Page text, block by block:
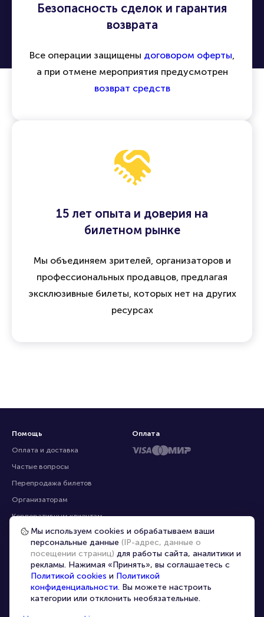
Безопасность сделок и гарантия
возврата
Все операции защищены договором оферты
а при отмене мероприятия предусмотрен
возврат средств
15 лет опыта и доверия на
билетном рынке
Мы объединяем зрителей, организаторов и
профессиональных продавцов, предлагая
эксклюзивные билеты, которых нет на других
ресурсах
Помощь
Оплата и доставка
Частые вопросы
Перепродажа билетов
Организаторам
Корпоративным клиентам
VIP-билеты
Условия использования
Персональные данные
Контакты
Карта сайта
8-800-500-42-62
info@portalbilet.ru
Оплата
Мы используем cookies и обрабатываем ваши
персональные данные (IP-адрес, данные о
посещении страниц) для работы сайта, аналитики и
рекламы. Нажимая «Принять», вы соглашаетесь с
Политикой cookies и Политикой
конфиденциальности. Вы можете настроить
категории или отклонить необязательные.